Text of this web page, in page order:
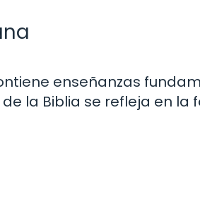
enseñanzas
la Biblia se refleja en la